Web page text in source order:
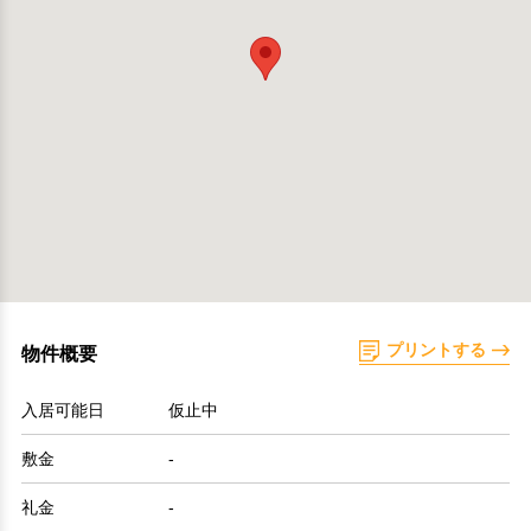
物件概要 プリントする
入居可能日 仮止中
敷金 -
礼金 -